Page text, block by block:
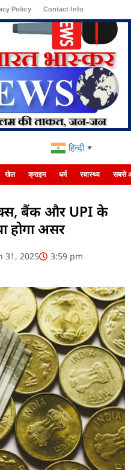
Policy Contact Info
हिन्दी ▼
खेल क्राइम धर्म स्वास्थ्य सबसे
बैंक और UPI के
होगा असर
31, 2025
3:59 pm